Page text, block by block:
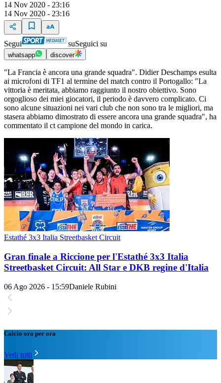
14 Nov 2020 - 23:16
14 Nov 2020 - 23:16
Segui suSeguici su
whatsapp discover
"La Francia è ancora una grande squadra". Didier Deschamps esulta
ai microfoni di TF1 al termine del match contro il Portogallo: "La
vittoria è meritata, abbiamo raggiunto il nostro obiettivo. Sono
orgoglioso dei miei giocatori, il periodo è davvero complicato. Ci
sono alcune situazioni nei vari club che non sono tra le migliori, ma
stasera abbiamo dimostrato di essere ancora una grande squadra", ha
commentato il ct campione del mondo in carica.
Estathé 3x3 Italia Streetbasket Circuit
Gran finale a Riccione per l'Estathé 3x3 Italia
Streetbasket Circuit: All Star e DKB regine d'Italia
06 Ago 2026 - 15:59Daniele Rubini
Calcio ora per ora
Vedi tutti